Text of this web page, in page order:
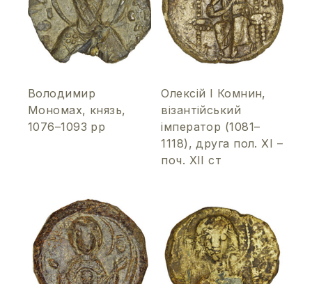
Володимир
Мономах, князь,
1076–1093 рр
Олексій І Комнин,
візантійський
імператор (1081–
1118), друга пол. ХІ –
поч. ХІІ ст